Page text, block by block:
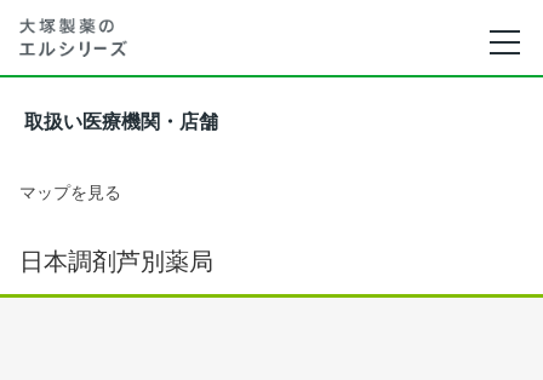
取扱い医療機関・店舗
マップを見る
日本調剤芦別薬局